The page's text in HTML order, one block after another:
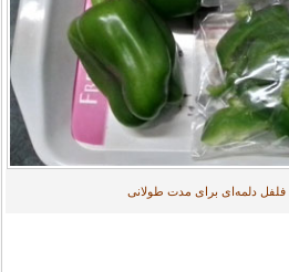
فلفل دلمه‌ای برای مدت طولانی